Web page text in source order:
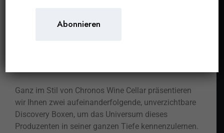
vollständig in eine unserer neuen Direktimporte
Ganz im Stil von Chronos Wine Cellar präsentieren
wir Ihnen zwei aufeinanderfolgende, unverzichtbare
Discovery Boxen, um das Universum dieses
Produzenten in seiner ganzen Tiefe kennenzulernen.